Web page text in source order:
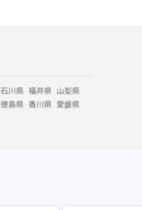
石川県 福井県 山梨県
徳島県 香川県 愛媛県